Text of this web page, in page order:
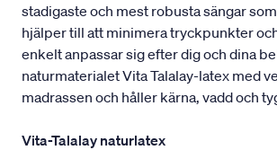
stadigaste och mest robusta sängar
hjälper till att minimera tryckpunkter
enkelt anpassar sig efter dig och dina
naturmaterialet Vita Talalay-latex med
madrassen och håller kärna, vadd och
Vita-Talalay naturlatex